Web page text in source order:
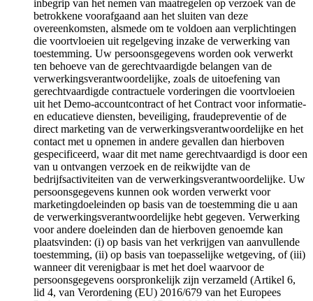
inbegrip van het nemen van maatregelen op verzoek van de
betrokkene voorafgaand aan het sluiten van deze
overeenkomsten, alsmede om te voldoen aan verplichtingen
die voortvloeien uit regelgeving inzake de verwerking van
toestemming. Uw persoonsgegevens worden ook verwerkt
ten behoeve van de gerechtvaardigde belangen van de
verwerkingsverantwoordelijke, zoals de uitoefening van
gerechtvaardigde contractuele vorderingen die voortvloeien
uit het Demo-accountcontract of het Contract voor informatie-
en educatieve diensten, beveiliging, fraudepreventie of de
direct marketing van de verwerkingsverantwoordelijke en het
contact met u opnemen in andere gevallen dan hierboven
gespecificeerd, waar dit met name gerechtvaardigd is door een
van u ontvangen verzoek en de reikwijdte van de
bedrijfsactiviteiten van de verwerkingsverantwoordelijke. Uw
persoonsgegevens kunnen ook worden verwerkt voor
marketingdoeleinden op basis van de toestemming die u aan
de verwerkingsverantwoordelijke hebt gegeven. Verwerking
voor andere doeleinden dan de hierboven genoemde kan
plaatsvinden: (i) op basis van het verkrijgen van aanvullende
toestemming, (ii) op basis van toepasselijke wetgeving, of (iii)
wanneer dit verenigbaar is met het doel waarvoor de
persoonsgegevens oorspronkelijk zijn verzameld (Artikel 6,
lid 4, van Verordening (EU) 2016/679 van het Europees